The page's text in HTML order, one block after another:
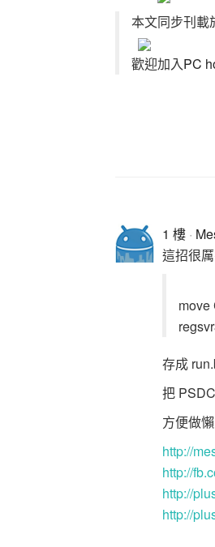
本文同步刊載
歡迎加入PC
1 樓 ·
這招很
move
存成
把
方便做
http://
http://
http://
http://